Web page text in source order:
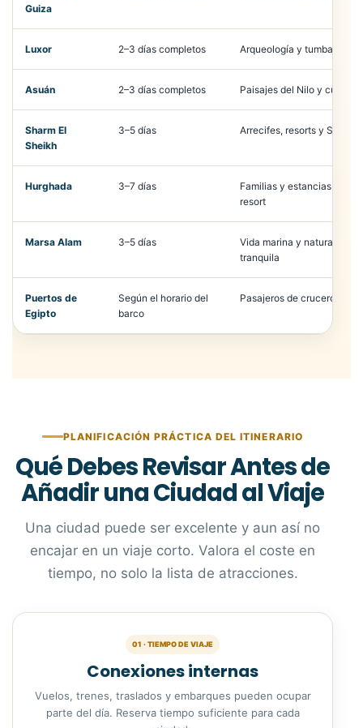
Guiza
Luxor 2–3 días completos Arqueología y tumbas
Asuán 2–3 días completos Paisajes del Nilo y cultura
Sharm El
Sheikh
3–5 días Arrecifes, resorts y Sinaí
Hurghada 3–7 días
Familias y estancias
resort
Marsa Alam 3–5 días
Vida marina y naturaleza
tranquila
Puertos de
Egipto
Según el horario del
barco
Pasajeros de crucero
PLANIFICACIÓN PRÁCTICA DEL ITINERARIO
Qué Debes Revisar Antes de
Añadir una Ciudad al Viaje
Una ciudad puede ser excelente y aun así no
encajar en un viaje corto. Valora el coste en
tiempo, no solo la lista de atracciones.
01 · TIEMPO DE VIAJE
Conexiones internas
Vuelos, trenes, traslados y embarques pueden ocupar
parte del día. Reserva tiempo suficiente para cada